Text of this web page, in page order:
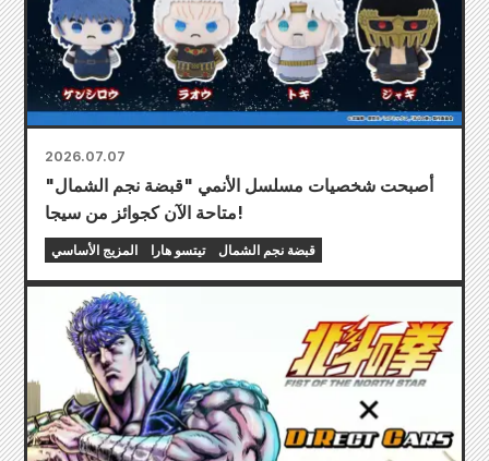
2026.07.07
أصبحت شخصيات مسلسل الأنمي "قبضة نجم الشمال"
متاحة الآن كجوائز من سيجا!
المزيج الأساسي تيتسو هارا قبضة نجم الشمال